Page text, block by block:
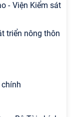
- Viện Kiểm sát
triển nông thôn